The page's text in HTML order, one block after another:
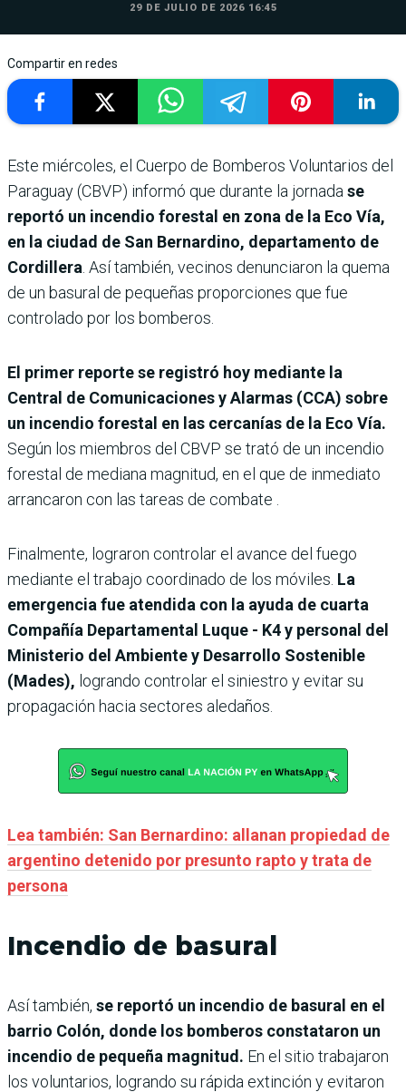
29 DE JULIO DE 2026 16:45
Compartir en redes
Este miércoles, el Cuerpo de Bomberos Voluntarios del
Paraguay (CBVP) informó que durante la jornada se
reportó un incendio forestal en zona de la Eco Vía,
en la ciudad de San Bernardino, departamento de
Cordillera . Así también, vecinos denunciaron la quema
de un basural de pequeñas proporciones que fue
controlado por los bomberos.
El primer reporte se registró hoy mediante la
Central de Comunicaciones y Alarmas (CCA) sobre
un incendio forestal en las cercanías de la Eco Vía.
Según los miembros del CBVP se trató de un incendio
forestal de mediana magnitud, en el que de inmediato
arrancaron con las tareas de combate .
Finalmente, lograron controlar el avance del fuego
mediante el trabajo coordinado de los móviles. La
emergencia fue atendida con la ayuda de cuarta
Compañía Departamental Luque - K4 y personal del
Ministerio del Ambiente y Desarrollo Sostenible
(Mades), logrando controlar el siniestro y evitar su
propagación hacia sectores aledaños.
Lea también: San Bernardino: allanan propiedad de
argentino detenido por presunto rapto y trata de
persona
Incendio de basural
Así también, se reportó un incendio de basural en el
barrio Colón, donde los bomberos constataron un
incendio de pequeña magnitud. En el sitio trabajaron
los voluntarios, logrando su rápida extinción y evitaron